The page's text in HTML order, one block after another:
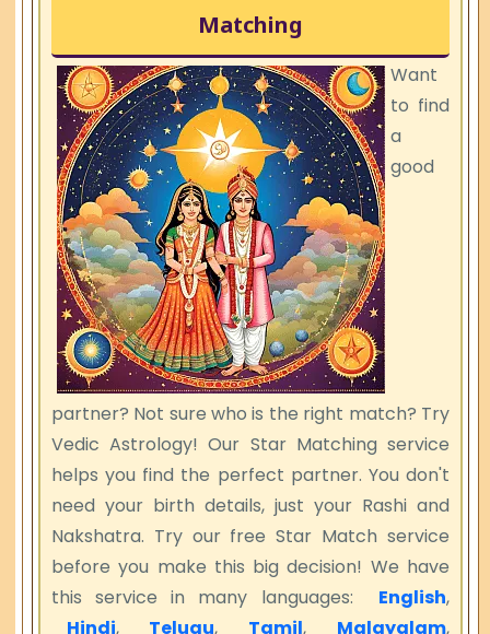
Matching
Want
to find
a
good
partner? Not sure who is the right match? Try
Vedic Astrology! Our Star Matching service
helps you find the perfect partner. You don't
need your birth details, just your Rashi and
Nakshatra. Try our free Star Match service
before you make this big decision! We have
this service in many languages:
English,
Hindi, Telugu, Tamil, Malayalam,